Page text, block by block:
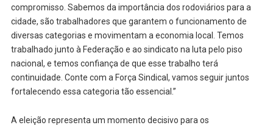
compromisso. Sabemos da importância dos rodoviários para a
cidade, são trabalhadores que garantem o funcionamento de
diversas categorias e movimentam a economia local. Temos
trabalhado junto à Federação e ao sindicato na luta pelo piso
nacional, e temos confiança de que esse trabalho terá
continuidade. Conte com a Força Sindical, vamos seguir juntos
fortalecendo essa categoria tão essencial.”
A eleição representa um momento decisivo para os